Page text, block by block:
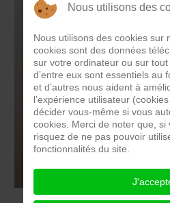
Nous utilisons des
Nous utilisons des cookies sur
cookies sont des données
sur votre ordinateur ou sur
d’entre eux sont essentiels au
et d’autres nous aident à
l’expérience utilisateur
décider vous-même si vous
cookies. Merci de noter que, si
risquez de ne pas pouvoir
fonctionnalités du site.